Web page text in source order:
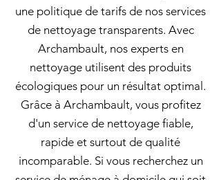
une politique de tarifs de nos services
de nettoyage transparents. Avec
Archambault, nos experts en
nettoyage utilisent des produits
écologiques pour un résultat optimal.
Grâce à Archambault, vous profitez
d'un service de nettoyage fiable,
rapide et surtout de qualité
incomparable. Si vous recherchez un